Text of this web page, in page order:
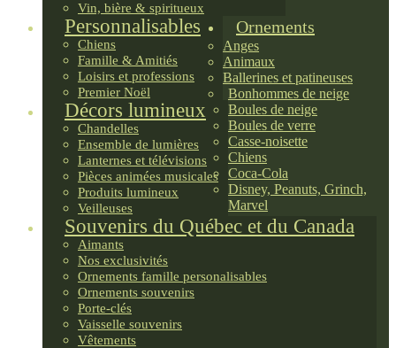
Vin, bière & spiritueux
Personnalisables
Chiens
Famille & Amitiés
Loisirs et professions
Premier Noël
Décors lumineux
Chandelles
Ensemble de lumières
Lanternes et télévisions
Pièces animées musicales
Produits lumineux
Veilleuses
Souvenirs du Québec et du Canada
Aimants
Nos exclusivités
Ornements famille personalisables
Ornements souvenirs
Porte-clés
Vaisselle souvenirs
Vêtements
Ornements
Anges
Animaux
Ballerines et patineuses
Bonhommes de neige
Boules de neige
Boules de verre
Casse-noisette
Chiens
Coca-Cola
Disney, Peanuts, Grinch,
Marvel